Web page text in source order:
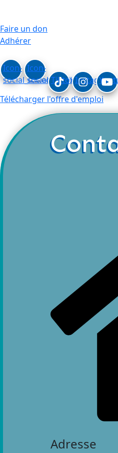
Faire un don
Adhérer
Icon-
social_linkedin
Icon-
social_facebook
TiktokInstagram
Télécharger l'offre d'emploi
Adresse